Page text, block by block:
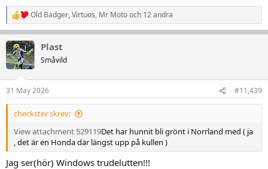
R
e
a
k
t
i
e
r
Old Badger,Virtuos, Mr Motooch 12 andra
Plast
Småvild
31 May 2026 #11,439
checkster skrev:
View attachment 529119Det har hunnit bli grönt i Norrland med ( ja
, det är en Honda där längst upp på kullen )
Jag ser(hör) Windows trudelutten!!!